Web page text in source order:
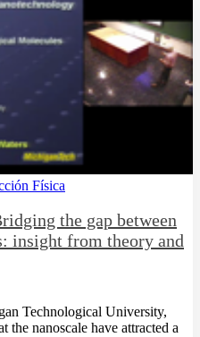
Física
the gap between
insight from theory and
Technological University,
the nanoscale have attracted a